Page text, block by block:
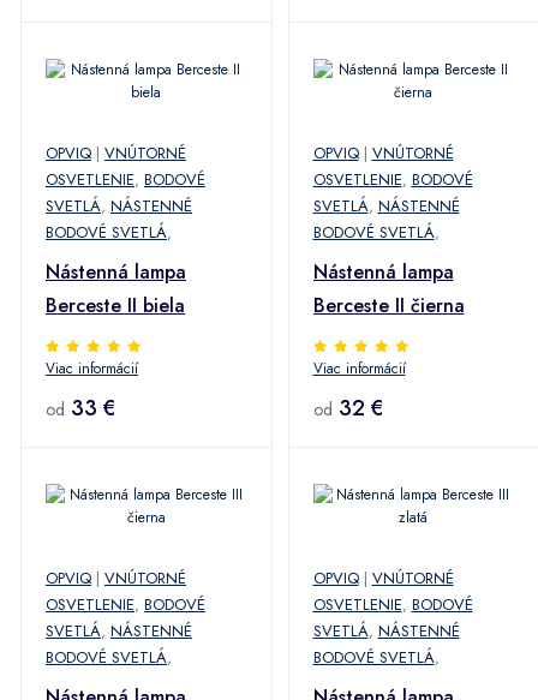
OPVIQ | VNÚTORNÉ
OSVETLENIE, BODOVÉ
SVETLÁ, NÁSTENNÉ
BODOVÉ SVETLÁ,
Nástenná lampa
Berceste II biela
Viac informácií
od 33 €
OPVIQ| VNÚTORNÉ
OSVETLENIE, BODOVÉ
SVETLÁ, NÁSTENNÉ
BODOVÉ SVETLÁ,
Nástenná lampa
Berceste II čierna
Viac informácií
od 32 €
OPVIQ | VNÚTORNÉ
OSVETLENIE, BODOVÉ
SVETLÁ, NÁSTENNÉ
BODOVÉ SVETLÁ,
OPVIQ| VNÚTORNÉ
OSVETLENIE, BODOVÉ
SVETLÁ, NÁSTENNÉ
BODOVÉ SVETLÁ,